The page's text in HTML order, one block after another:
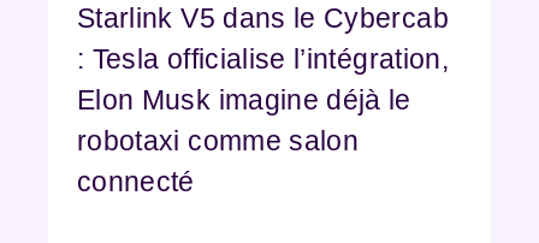
Starlink V5 dans le Cybercab
: Tesla officialise l’intégration,
Elon Musk imagine déjà le
robotaxi comme salon
connecté